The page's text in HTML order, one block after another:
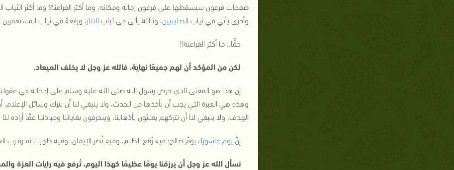
صفحات فرعون سيسقطها على فرعون زمانه ومكانه، وما أكثر الفراعنة! وما أكثر الثياب
وأخرى يأتي في ثياب الصليبيين، وثالثة يأتي في ثياب التتار، ورابعة في ثياب المستعمرين
حقًّا.. ما أكثر الفراعنة!!
لكن من المؤكد أن لهم جميعًا نهاية، فالله عز وجل لا يخلف الميعاد.
إن هذا هو المعنى الذي حرص رسول الله صلى الله عليه وسلم على إدخاله في
وهذه هي العبرة التي يجب أن نأخذها من الحدث، ولا ينبغي لنا أن نترك وسائل
الهدف، ولا ينبغي لنا أن نتركهم يعبثون بأذهاننا، وينحرفون بغاياتنا ومبادئنا عمَّا
إنَّ يوم عاشوراء يومٌ صالح؛ فيه رُفع الظلم، وفيه نُصر الإيمان، وفيه ظهرت قدرة رب
نسأل الله عز وجل أن يرزقنا يومًا عظيمًا كهذا اليوم، تُرفع فيه رايات العزة